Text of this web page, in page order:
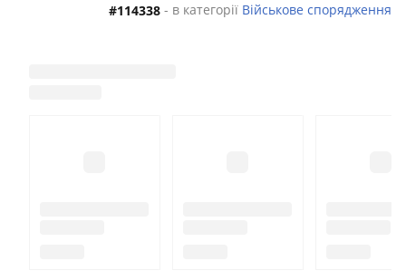
#114338 - в категорії Військове спорядження